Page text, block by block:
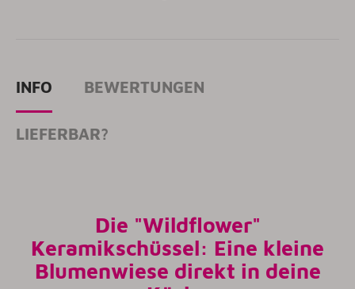
INFO BEWERTUNGEN
LIEFERBAR?
Die "Wildflower"
Keramikschüssel: Eine kleine
Blumenwiese direkt in deine